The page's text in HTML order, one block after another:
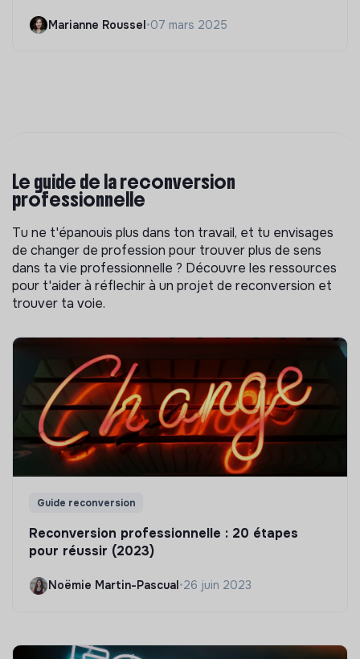
Marianne Roussel•07 mars 2025
Le guide de la reconversion
professionnelle
Tu ne t'épanouis plus dans ton travail, et tu envisages
de changer de profession pour trouver plus de sens
dans ta vie professionnelle ? Découvre les ressources
pour t'aider à réflechir à un projet de reconversion et
trouver ta voie.
Guide reconversion
Reconversion professionnelle : 20 étapes
pour réussir (2023)
Noëmie Martin-Pascual •26 juin 2023